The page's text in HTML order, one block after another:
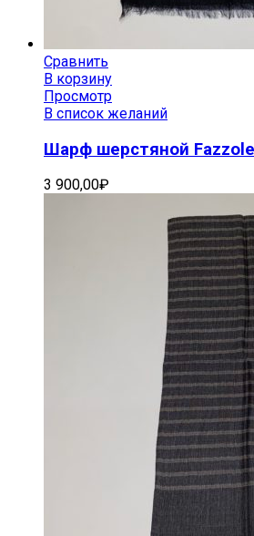
Сравнить
В корзину
Просмотр
В список желаний
Шарф шерстяной
3 900,00₽